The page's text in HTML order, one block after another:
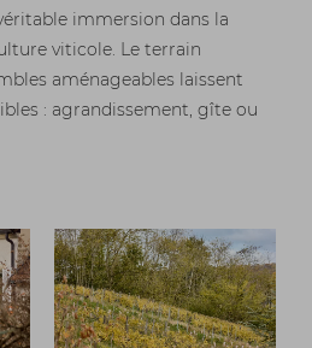
immersion dans la
viticole. Le terrain
aménageables laissent
: agrandissement, gîte ou